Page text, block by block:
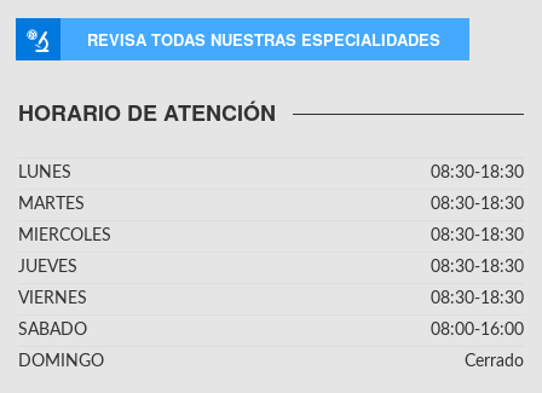
REVISA TODAS NUESTRAS ESPECIALIDADES
HORARIO DE ATENCIÓN
LUNES
08:30-18:30
MARTES
08:30-18:30
MIERCOLES
08:30-18:30
JUEVES
08:30-18:30
VIERNES
08:30-18:30
SABADO
08:00-16:00
DOMINGO
Cerrado